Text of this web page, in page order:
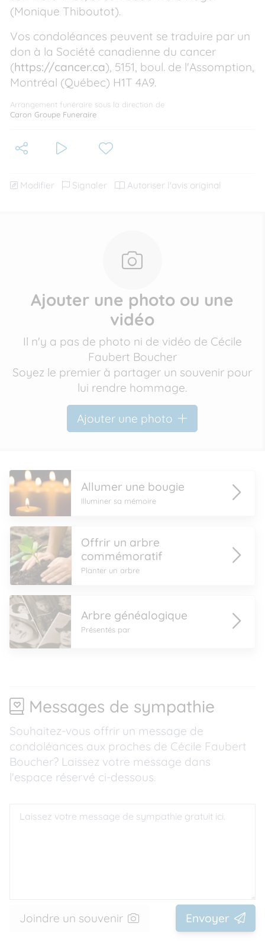
(Monique Thiboutot).
Vos condoléances peuvent se traduire par un
don à la Société canadienne du cancer
(https://cancer.ca), 5151, boul. de l'Assomption,
Montréal (Québec) H1T 4A9.
Arrangement funéraire sous la direction de
Caron Groupe Funeraire
Modifier Signaler Autoriser l'avis original
Ajouter une photo ou une
vidéo
Il n'y a pas de photo ni de vidéo de Cécile
Faubert Boucher
Soyez le premier à partager un souvenir pour
lui rendre hommage.
Ajouter une photo
Allumer une bougie
Illuminer sa mémoire
Offrir un arbre
commémoratif
Planter un arbre
Arbre généalogique
Présentés par
Messages de sympathie
Souhaitez-vous offrir un message de
condoléances aux proches de Cécile Faubert
Boucher? Laissez votre message dans
l'espace réservé ci-dessous.
Joindre un souvenir Envoyer